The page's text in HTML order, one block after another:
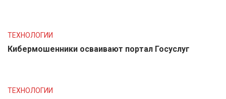
ТЕХНОЛОГИИ
Кибермошенники осваивают портал Госуслуг
ТЕХНОЛОГИИ